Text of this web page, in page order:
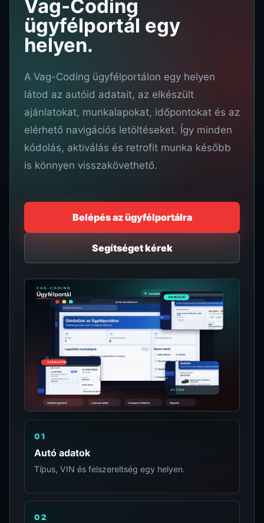
Vag-Coding
ügyfélportál egy
helyen.
A Vag-Coding ügyfélportálon egy helyen
látod az autóid adatait, az elkészült
ajánlatokat, munkalapokat, időpontokat és az
elérhető navigációs letöltéseket. Így minden
kódolás, aktiválás és retrofit munka később
is könnyen visszakövethető.
Belépés az ügyfélportálra
Segítséget kérek
01
Autó adatok
Típus, VIN és felszereltség egy helyen.
02